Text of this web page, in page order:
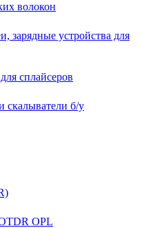
волокон
зарядные устройства для
сплайсеров
скалыватели б/у
OPL